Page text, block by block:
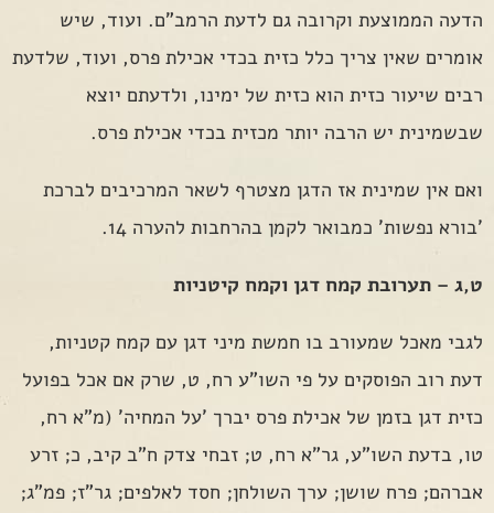
הדעה הממוצעת וקרובה גם לדעת הרמב"ם. ועוד, שיש
אומרים שאין צריך כלל כזית בכדי אכילת פרס, ועוד, שלדעת
רבים שיעור כזית הוא כזית של ימינו, ולדעתם יוצא
שבשמינית יש הרבה יותר מכזית בכדי אכילת פרס.
ואם אין שמינית אז הדגן מצטרף לשאר המרכיבים לברכת
'בורא נפשות' כמבואר לקמן בהרחבות להערה 14.
ט,ג – תערובת קמח דגן וקמח קיטניות
לגבי מאכל שמעורב בו חמשת מיני דגן עם קמח קטניות,
דעת רוב הפוסקים על פי השו"ע רח, ט, שרק אם אכל בפועל
כזית דגן בזמן של אכילת פרס יברך 'על המחיה' (מ"א רח,
טו, בדעת השו"ע, גר"א רח, ט; זבחי צדק ח"ב קיב, כ; זרע
אברהם; פרח שושן; ערך השולחן; חסד לאלפים; גר"ז; פמ"ג;